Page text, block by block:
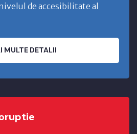
de accesibilitate al
MULTE DETALII